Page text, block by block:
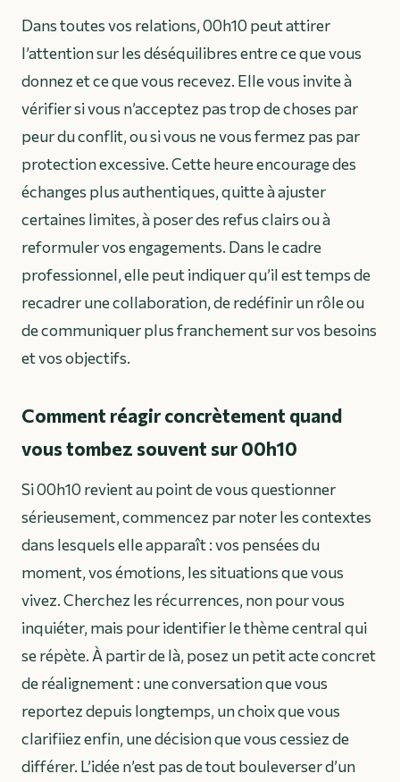
Dans toutes vos relations, 00h10 peut attirer
l’attention sur les déséquilibres entre ce que vous
donnez et ce que vous recevez. Elle vous invite à
vérifier si vous n’acceptez pas trop de choses par
peur du conflit, ou si vous ne vous fermez pas par
protection excessive. Cette heure encourage des
échanges plus authentiques, quitte à ajuster
certaines limites, à poser des refus clairs ou à
reformuler vos engagements. Dans le cadre
professionnel, elle peut indiquer qu’il est temps de
recadrer une collaboration, de redéfinir un rôle ou
de communiquer plus franchement sur vos besoins
et vos objectifs.
Comment réagir concrètement quand
vous tombez souvent sur 00h10
Si 00h10 revient au point de vous questionner
sérieusement, commencez par noter les contextes
dans lesquels elle apparaît : vos pensées du
moment, vos émotions, les situations que vous
vivez. Cherchez les récurrences, non pour vous
inquiéter, mais pour identifier le thème central qui
se répète. À partir de là, posez un petit acte concret
de réalignement : une conversation que vous
reportez depuis longtemps, un choix que vous
clarifiiez enfin, une décision que vous cessiez de
différer. L’idée n’est pas de tout bouleverser d’un